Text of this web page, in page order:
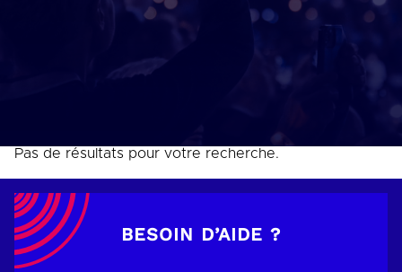
Pas de résultats pour votre recherche.
BESOIN D’AIDE ?